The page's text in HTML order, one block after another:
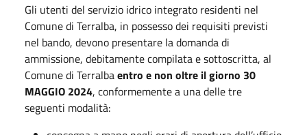
Gli utenti del servizio idrico integrato residenti nel
Comune di Terralba, in possesso dei requisiti previsti
nel bando, devono presentare la domanda di
ammissione, debitamente compilata e sottoscritta, al
Comune di Terralbaentro e non oltre il giorno 30
MAGGIO 2024, conformemente a una delle tre
seguenti modalità: